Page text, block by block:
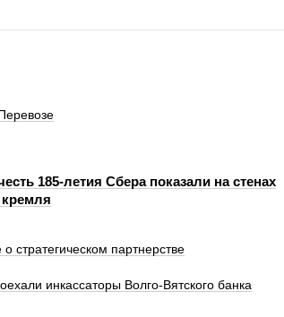
185-летия Сбера показали на стенах
стратегическом партнерстве
инкассаторы Волго-Вятского банка